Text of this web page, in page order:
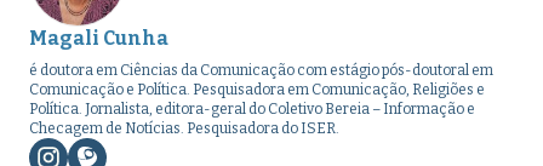
Magali Cunha
é doutora em Ciências da Comunicação com estágio pós-doutoral em
Comunicação e Política. Pesquisadora em Comunicação, Religiões e
Política. Jornalista, editora-geral do Coletivo Bereia – Informação e
Checagem de Notícias. Pesquisadora do ISER.